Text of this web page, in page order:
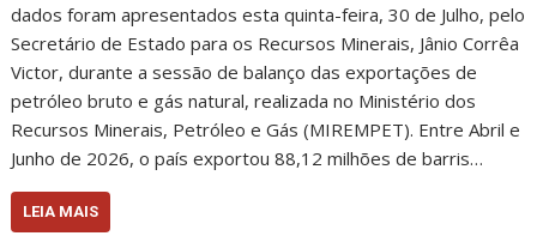
dados foram apresentados esta quinta-feira, 30 de Julho, pelo
Secretário de Estado para os Recursos Minerais, Jânio Corrêa
Victor, durante a sessão de balanço das exportações de
petróleo bruto e gás natural, realizada no Ministério dos
Recursos Minerais, Petróleo e Gás (MIREMPET). Entre Abril e
Junho de 2026, o país exportou 88,12 milhões de barris…
LEIA MAIS